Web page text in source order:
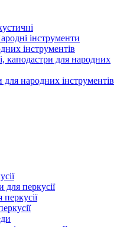
інструменти
інструментів
каподастри для народних
для народних інструментів
для перкусії